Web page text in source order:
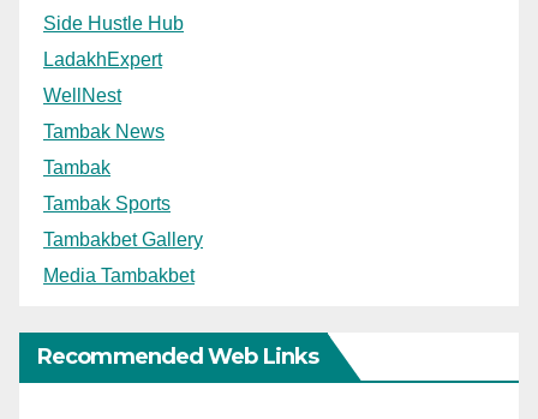
Side Hustle Hub
LadakhExpert
WellNest
Tambak News
Tambak
Tambak Sports
Tambakbet Gallery
Media Tambakbet
Recommended Web Links